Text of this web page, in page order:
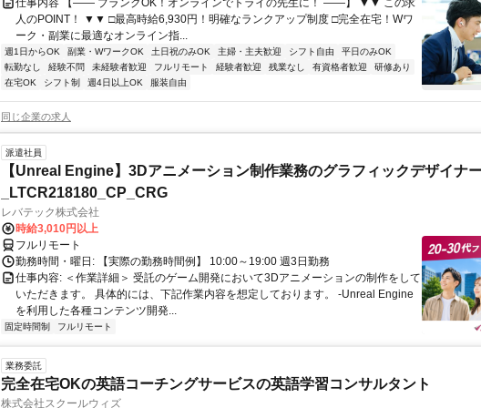
仕事内容 【―― ブランクOK！オンラインでトライの先生に！ ――】 ▼▼ この求
人のPOINT！ ▼▼ □最高時給6,930円！明確なランクアップ制度 □完全在宅！Wワ
ーク・副業に最適なオンライン指...
週1日からOK 副業・WワークOK 土日祝のみOK 主婦・主夫歓迎 シフト自由
平日のみOK
転勤なし
経験不問 未経験者歓迎 フルリモート 経験者歓迎 残業なし 有資格者歓迎
研修あり
在宅OK
シフト制 週4日以上OK 服装自由
同じ企業の求人
派遣社員
【Unreal Engine】3Dアニメーション制作業務のグラフィックデザイナ
_LTCR218180_CP_CRG
レバテック株式会社
時給3,010円以上
フルリモート
勤務時間・曜日: 【実際の勤務時間例】 10:00～19:00 週3日勤務
仕事内容: ＜作業詳細＞ 受託のゲーム開発において3Dアニメーションの制作をして
いただきます。 具体的には、下記作業内容を想定しております。 -Unreal Engine
を利用した各種コンテンツ開発...
固定時間制 フルリモート
業務委託
完全在宅OKの英語コーチングサービスの英語学習コンサルタント
株式会社スクールウィズ